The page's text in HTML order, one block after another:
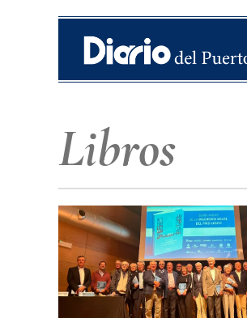
Libros